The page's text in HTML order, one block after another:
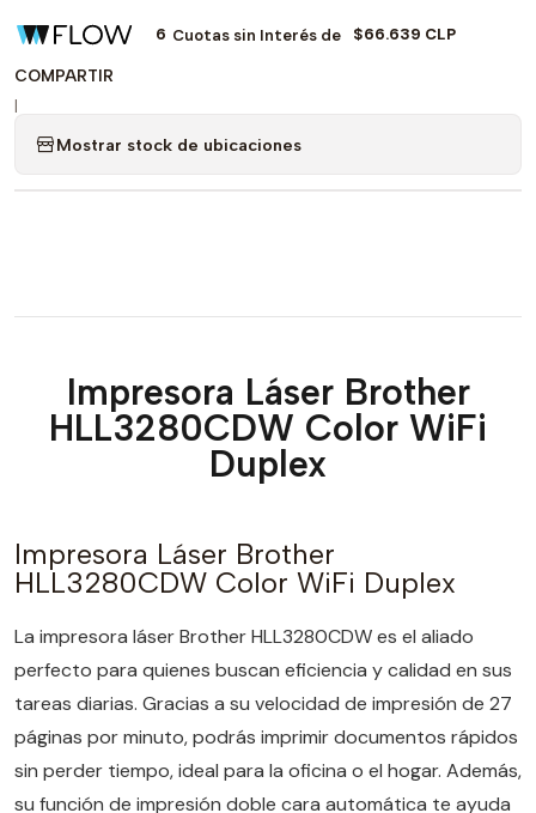
6 Cuotas sin Interés de $66.639 CLP
COMPARTIR
|
Mostrar stock de ubicaciones
Impresora Láser Brother
HLL3280CDW Color WiFi
Duplex
Impresora Láser Brother
HLL3280CDW Color WiFi Duplex
La impresora láser Brother HLL3280CDW es el aliado
perfecto para quienes buscan eficiencia y calidad en sus
tareas diarias. Gracias a su velocidad de impresión de 27
páginas por minuto, podrás imprimir documentos rápidos
sin perder tiempo, ideal para la oficina o el hogar. Además,
su función de impresión doble cara automática te ayuda